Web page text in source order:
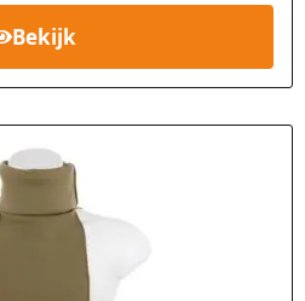
Bekijk